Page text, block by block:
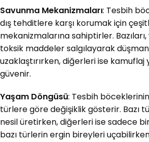
Savunma Mekanizmaları: Tesbih
dış tehditlere karşı korumak için
mekanizmalarına sahiptirler.
toksik maddeler salgılayarak
uzaklaştırırken, diğerleri ise
güvenir.
Yaşam Döngüsü: Tesbih
türlere göre değişiklik gösterir. Bazı
nesil üretirken, diğerleri ise sadece
bazı türlerin ergin bireyleri